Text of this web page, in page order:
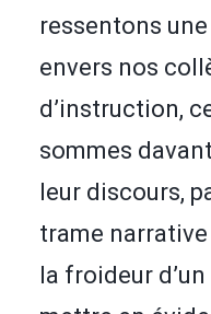
ressentons
envers nos
d’instruction,
sommes
leur discours,
trame
la froideur